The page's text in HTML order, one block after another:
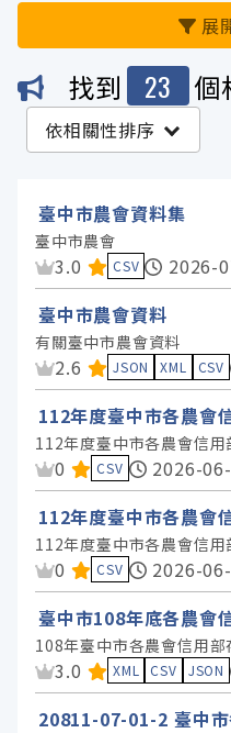
展
機關
臺中市政府教育局 (2)
臺中市政府經濟發
服務分類
格式
標籤
授權
找到 23 個
依相關性排序
臺中市農會資料集
臺中市農會
資料集評分：
3.0 CSV
2026-
臺中市農會資料
有關臺中市農會資料
資料集評分：
2.6 JSON XML CSV
112年度臺中市各農會
112年度臺中市各農會信
資料集評分：
0 CSV
2026-
112年度臺中市各農會
112年度臺中市各農會信用
資料集評分：
0 CSV
2026-
臺中市108年底各農會
108年臺中市各農會信用部
資料集評分：
3.0 XML CSV JSON
20811-07-01-2 臺中